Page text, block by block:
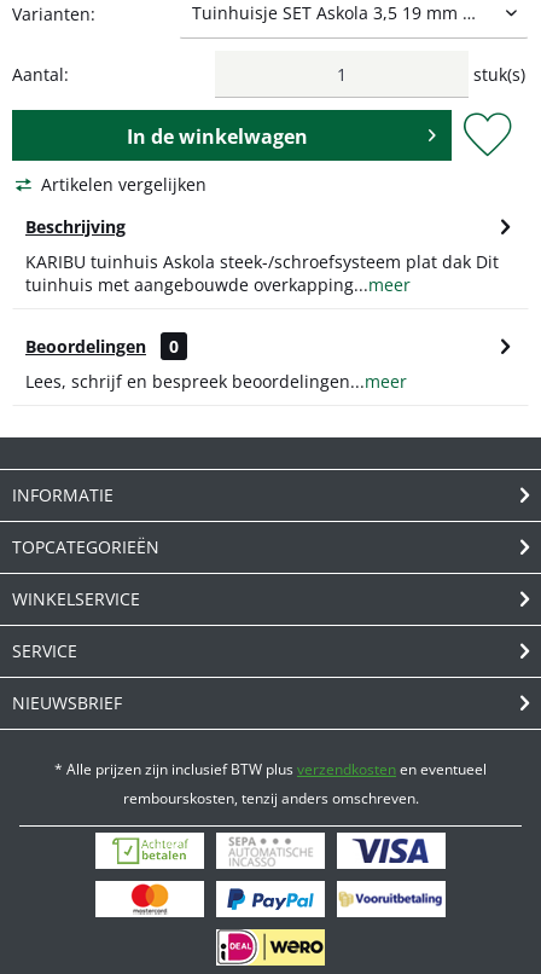
Varianten:
Aantal: stuk(s)
In dewinkelwagen
Artikelen vergelijken
Beschrijving
KARIBU tuinhuis Askola steek-/schroefsysteem plat dak Dit
tuinhuis met aangebouwde overkapping...meer
Beoordelingen
0
Lees, schrijf en bespreek beoordelingen...meer
INFORMATIE
TOPCATEGORIEËN
WINKELSERVICE
SERVICE
NIEUWSBRIEF
* Alle prijzen zijn inclusief BTW plusverzendkostenen eventueel
rembourskosten, tenzij anders omschreven.